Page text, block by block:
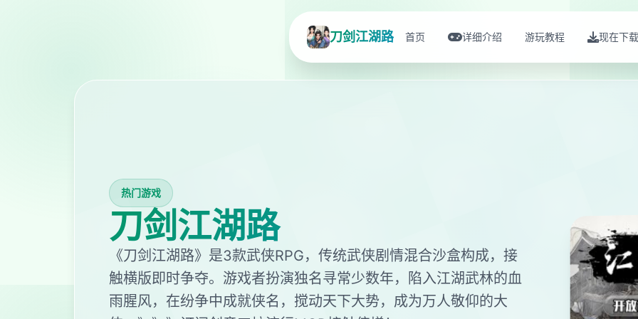
刀剑江湖路 首页 详细介绍 游玩教程 现在下载
热门游戏
刀剑江湖路
《刀剑江湖路》是3款武侠RPG，传统武侠剧情混合沙盒构成，接
触横版即时争夺。游戏者扮演独名寻常少数年，陷入江湖武林的血
雨腥风，在纷争中成就侠名，搅动天下大势，成为万人敬仰的大